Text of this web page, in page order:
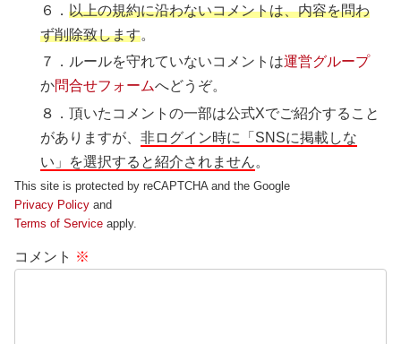
６．以上の規約に沿わないコメントは、内容を問わ
ず削除致します。
７．ルールを守れていないコメントは運営グループ
か問合せフォームへどうぞ。
８．頂いたコメントの一部は公式Xでご紹介すること
がありますが、非ログイン時に「SNSに掲載しな
い」を選択すると紹介されません。
This site is protected by reCAPTCHA and the Google
Privacy Policy and
Terms of Service apply.
コメント ※